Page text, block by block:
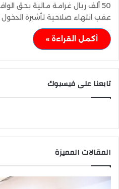
50 ألف ريال غرامة مالية بحق
عقب انتهاء صلاحية تأشيرة
أكمل القراءة »
تابعنا على فيسبوك
المقالات المميزة
وزير